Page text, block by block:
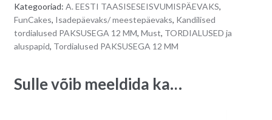
Kategooriad: A. EESTI TAASISESEISVUMISPÄEVAKS,
FunCakes, Isadepäevaks/ meestepäevaks, Kandilised
tordialused PAKSUSEGA 12 MM, Must, TORDIALUSED ja
aluspapid, Tordialused PAKSUSEGA 12 MM
Sulle võib meeldida ka…